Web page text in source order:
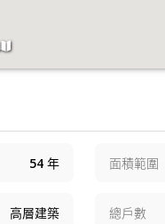
54 年 面積範圍
高層建築 總戶數